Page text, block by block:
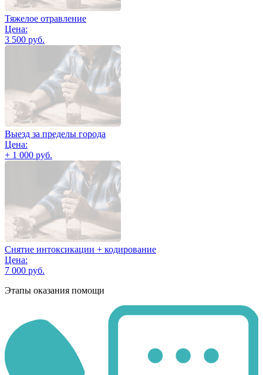
Тяжелое отравление
Цена:
3 500 руб.
Выезд за пределы города
Цена:
+ 1 000 руб.
Снятие интоксикации + кодирование
Цена:
7 000 руб.
Этапы оказания помощи